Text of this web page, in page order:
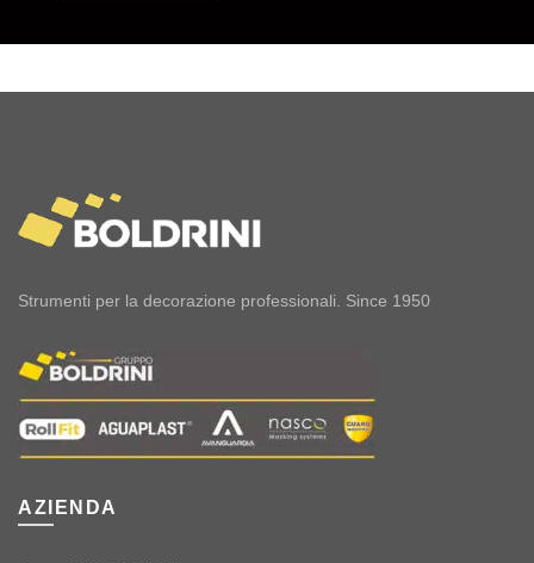
Strumenti per la decorazione professionali. Since 1950
AZIENDA